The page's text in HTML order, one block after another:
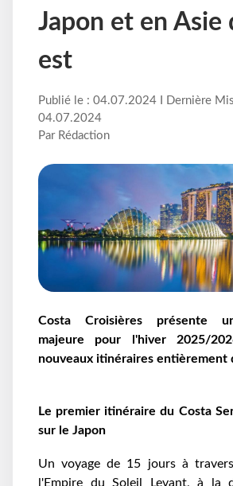
Japon et en Asie
est
Publié le : 04.07.2024 I Dernière
04.07.2024
Par Rédaction
Costa Croisières présente
majeure pour l'hiver 2025/
nouveaux itinéraires entièrement
Le premier itinéraire du Costa
sur le Japon
Un voyage de 15 jours à
l'Empire du Soleil Levant, à la